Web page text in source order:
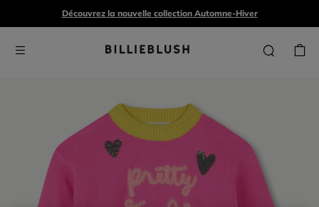
Découvrez la nouvelle collection Automne-Hiver